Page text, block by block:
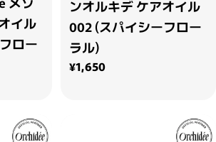
イル
ロー
ンオルキデ ケアオイル
002 (スパイシーフロー
ラル)
通常価格
¥1,650